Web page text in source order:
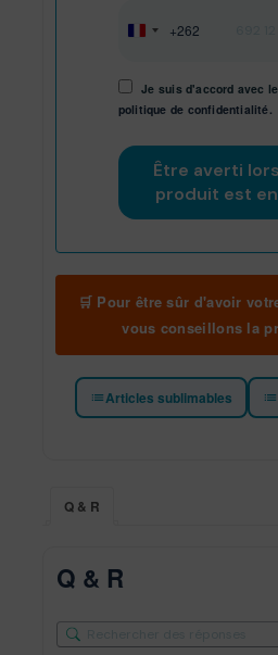
Réunion
+262
Je suis d'accord avec
politique de confidentialité.
🛒 Pour être sûr d'avoir
vous conseillons la
Articles sublimables
Q & R
Q & R